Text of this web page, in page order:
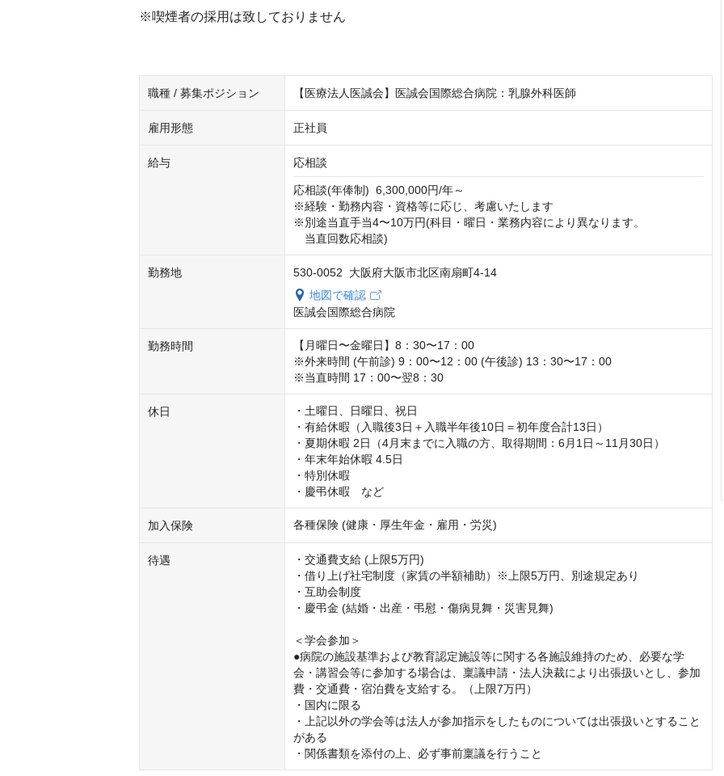
※喫煙者の採用は致しておりません
職種 / 募集ポジション 【医療法人医誠会】医誠会国際総合病院：乳腺外科医師
雇用形態 正社員
給与 応相談
応相談(年俸制)  6,300,000円/年～
※経験・勤務内容・資格等に応じ、考慮いたします
※別途当直手当4〜10万円(科目・曜日・業務内容により異なります。
当直回数応相談)
勤務地
530-0052 大阪府大阪市北区南扇町4-14
地図で確認
医誠会国際総合病院
勤務時間
【月曜日〜金曜日】8：30〜17：00
※外来時間 (午前診) 9：00〜12：00 (午後診) 13：30〜17：00
※当直時間 17：00〜翌8：30
休日
・土曜日、日曜日、祝日
・有給休暇（入職後3日＋入職半年後10日＝初年度合計13日）
・夏期休暇 2日（4月末までに入職の方、取得期間：6月1日～11月30日）
・年末年始休暇 4.5日
・特別休暇
・慶弔休暇　など
加入保険 各種保険 (健康・厚生年金・雇用・労災)
待遇
・交通費支給 (上限5万円)
・借り上げ社宅制度（家賃の半額補助）※上限5万円、別途規定あり
・互助会制度
・慶弔金 (結婚・出産・弔慰・傷病見舞・災害見舞)
＜学会参加＞
●病院の施設基準および教育認定施設等に関する各施設維持のため、必要な学
会・講習会等に参加する場合は、稟議申請・法人決裁により出張扱いとし、参加
費・交通費・宿泊費を支給する。（上限7万円）
・国内に限る
・上記以外の学会等は法人が参加指示をしたものについては出張扱いとすること
がある
・関係書類を添付の上、必ず事前稟議を行うこと